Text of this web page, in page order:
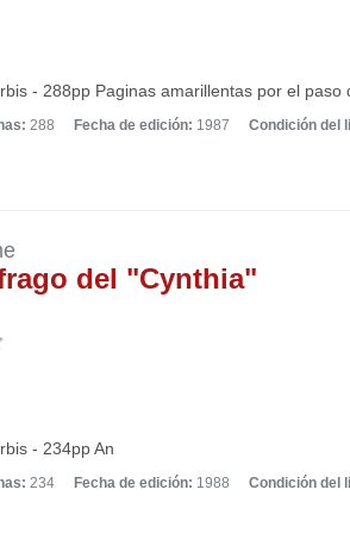
- 288pp Paginas amarillentas por el paso
288 Fecha de edición: 1987 Condición del
del "Cynthia"
- 234pp An
234 Fecha de edición: 1988 Condición del